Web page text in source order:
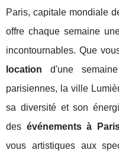
Paris, capitale mondiale
offre chaque semaine
incontournables. Que
location d'une
parisiennes, la ville
sa diversité et son
des événements à
vous artistiques aux